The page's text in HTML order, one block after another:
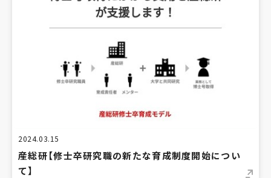
2024.03.15
産総研【修士卒研究職の新たな育成制度開始につい
て】